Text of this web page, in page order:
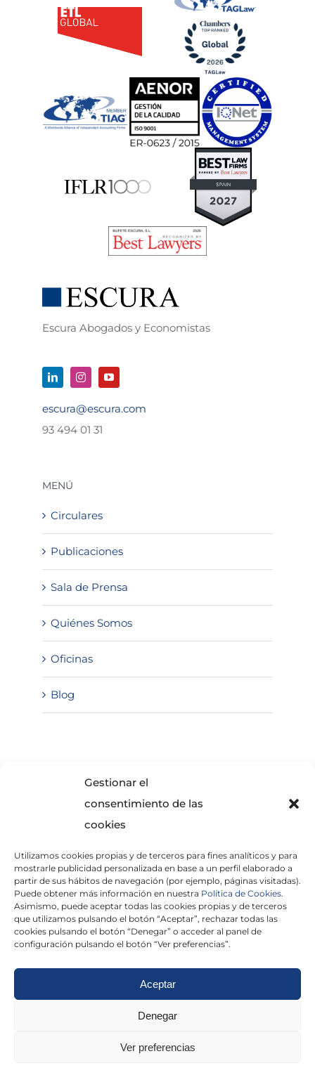
Gestionar el
consentimiento de las
cookies
Utilizamos cookies propias y de terceros para fines analíticos y para
mostrarle publicidad personalizada en base a un perfil elaborado a
partir de sus hábitos de navegación (por ejemplo, páginas visitadas).
Puede obtener más información en nuestra Política de Cookies.
Asimismo, puede aceptar todas las cookies propias y de terceros
que utilizamos pulsando el botón “Aceptar”, rechazar todas las
cookies pulsando el botón “Denegar” o acceder al panel de
configuración pulsando el botón “Ver preferencias”.
Aceptar
Denegar
Ver preferencias
Escura Abogados y Economistas
escura@escura.com
93 494 01 31
MENÚ
Circulares
Publicaciones
Sala de Prensa
Quiénes Somos
Oficinas
Blog
He leído y acepto laPolítica de Privacidad
Politica de cookies|Aviso Legal
Madrid|Tarragona